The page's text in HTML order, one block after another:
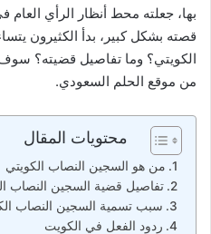
بها، جعلته محط أنظار الرأي العام
قصته بشكل كبير، بدأ الكثيرون
الكويتي؟ وما تفاصيل قضيته؟
من موقع الحلم السعودي.
محتويات المقال
من هو السجين النصاب الكويتي
تفاصيل قضية السجين النصاب
سبب تسمية السجين النصاب
ردود الفعل في الكويت